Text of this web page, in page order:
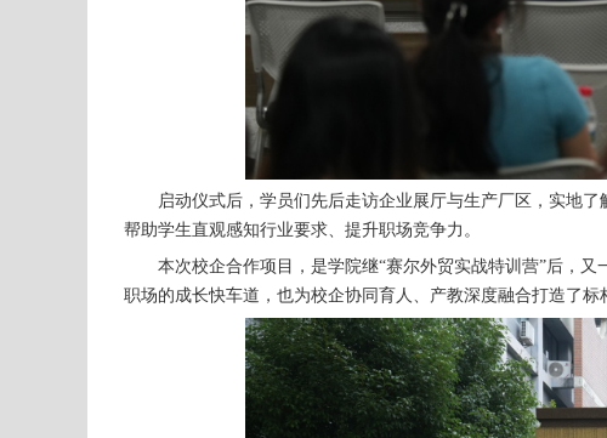
启动仪式后，学员们先后走访企业展厅与生产厂区，实地
帮助学生直观感知行业要求、提升职场竞争力。
本次校企合作项目，是学院继“赛尔外贸实战特训营”后，
职场的成长快车道，也为校企协同育人、产教深度融合打造了标